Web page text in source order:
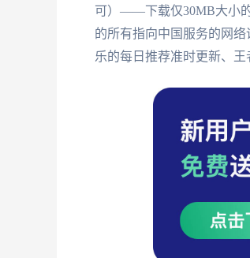
可）——下载仅30MB大小
的所有指向中国服务的网
乐的每日推荐准时更新、